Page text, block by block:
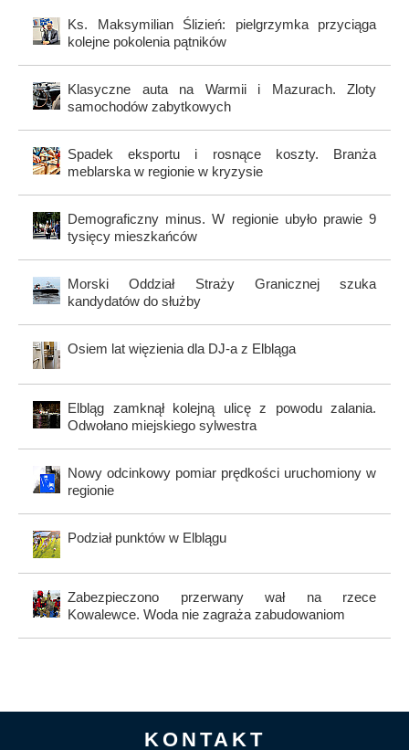
Ks. Maksymilian Ślizień: pielgrzymka przyciąga
kolejne pokolenia pątników
Klasyczne auta na Warmii i Mazurach. Zloty
samochodów zabytkowych
Spadek eksportu i rosnące koszty. Branża
meblarska w regionie w kryzysie
Demograficzny minus. W regionie ubyło prawie 9
tysięcy mieszkańców
Morski Oddział Straży Granicznej szuka
kandydatów do służby
Osiem lat więzienia dla DJ-a z Elbląga
Elbląg zamknął kolejną ulicę z powodu zalania.
Odwołano miejskiego sylwestra
Nowy odcinkowy pomiar prędkości uruchomiony w
regionie
Podział punktów w Elblągu
Zabezpieczono przerwany wał na rzece
Kowalewce. Woda nie zagraża zabudowaniom
KONTAKT